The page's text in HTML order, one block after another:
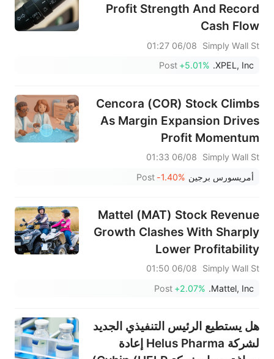
Profit Strength And Record
Cash Flow
Simply Wall St
06/08 01:27
XPEL, Inc.
+5.01%
Post
Cencora (COR) Stock Climbs
As Margin Expansion Drives
Profit Momentum
Simply Wall St
06/08 01:33
أمريسورس برجين -1.40%
Post
Mattel (MAT) Stock Revenue
Growth Clashes With Sharply
Lower Profitability
Simply Wall St
06/08 01:50
Mattel, Inc.
+2.07%
Post
هل يستطيع الرئيس التنفيذي الجديد
لشركة Helus Pharma إعادة